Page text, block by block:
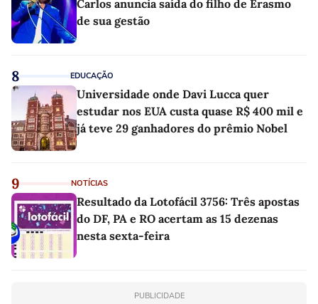
Carlos anuncia saída do filho de Erasmo
de sua gestão
8 EDUCAÇÃO
Universidade onde Davi Lucca quer
estudar nos EUA custa quase R$ 400 mil e
já teve 29 ganhadores do prêmio Nobel
9 NOTÍCIAS
Resultado da Lotofácil 3756: Três apostas
do DF, PA e RO acertam as 15 dezenas
nesta sexta-feira
PUBLICIDADE